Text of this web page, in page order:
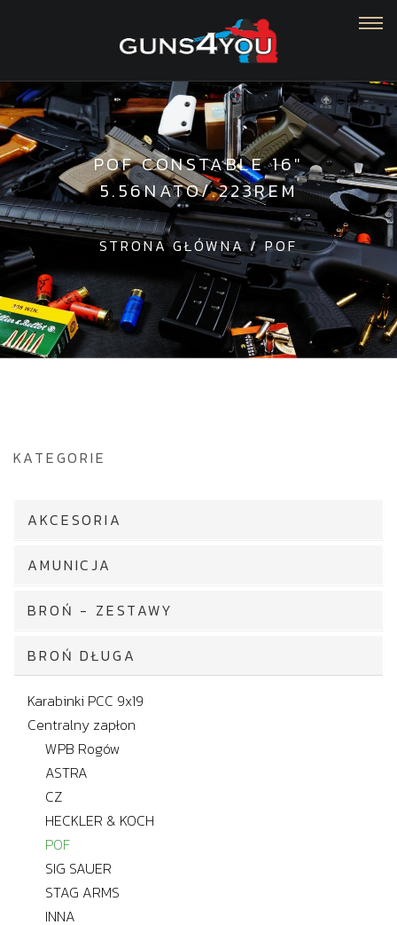
T
g
g
l
e
n
a
v
i
g
t
i
o
POF CONSTABLE 16"
5.56NATO/.223REM
STRONA GŁÓWNA/POF
KATEGORIE
AKCESORIA
AMUNICJA
BROŃ - ZESTAWY
BROŃ DŁUGA
Karabinki PCC 9x19
Centralny zapłon
WPB Rogów
ASTRA
CZ
HECKLER & KOCH
POF
SIG SAUER
STAG ARMS
INNA